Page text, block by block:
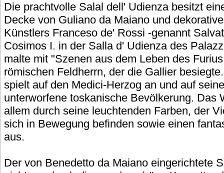
Die prachtvolle Salal dell' Udienza besitzt
Decke von Guliano da Maiano und
Künstlers Franceso de' Rossi -genannt
Cosimos I. in der Salla d' Udienza des
malte mit "Szenen aus dem Leben des
römischen Feldherrn, der die Gallier
spielt auf den Medici-Herzog an und auf
unterworfene toskanische Bevölkerung. Das
allem durch seine leuchtenden Farben, der
sich in Bewegung befinden sowie einen
aus.
Der von Benedetto da Maiano eingerichtete